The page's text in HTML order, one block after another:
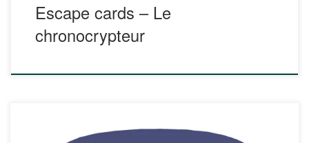
Escape cards – Le
chronocrypteur